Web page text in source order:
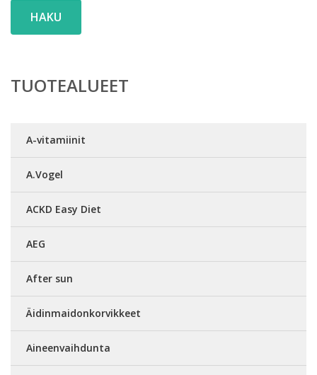
HAKU
TUOTEALUEET
A-vitamiinit
A.Vogel
ACKD Easy Diet
AEG
After sun
Äidinmaidonkorvikkeet
Aineenvaihdunta